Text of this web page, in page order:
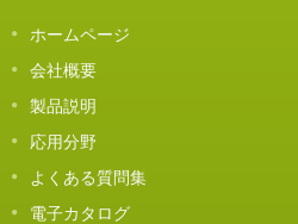
ホームページ
会社概要
製品説明
応用分野
よくある質問集
電子カタログ